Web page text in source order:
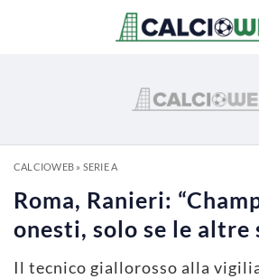
CALCIOWEB» SERIE A
Roma, Ranieri:
onesti, solo se le altre
Il tecnico giallorosso alla